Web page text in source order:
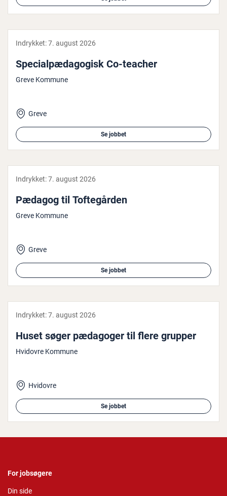
Indrykket:7. august 2026
Spe­ci­al­pæ­da­go­gisk Co-teacher
Greve Kommune
Greve
Se jobbet
Indrykket:7. august 2026
Pædagog til Tof­te­går­den
Greve Kommune
Greve
Se jobbet
Indrykket:7. august 2026
Huset søger pædagoger til flere grupper
Hvidovre Kommune
Hvidovre
Se jobbet
For jobsøgere
Din side